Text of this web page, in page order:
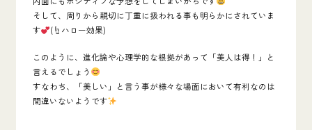
そして、 周りから親切に丁重に扱われる事も明らかにされていま
す
(☝ ハロー効果)
このように、 進化論や心理学的な根拠があって「美人は得！」と
言えるでしょう
すなわち、「美しい」と言う事が様々な場面において有利なのは
間違いないようです